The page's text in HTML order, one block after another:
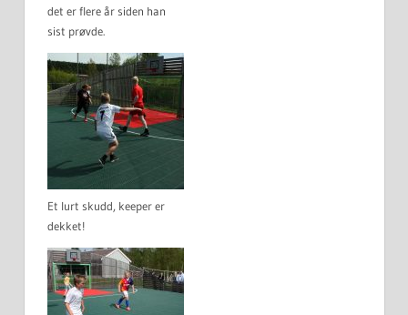
det er flere år siden han
sist prøvde.
Et lurt skudd, keeper er
dekket!